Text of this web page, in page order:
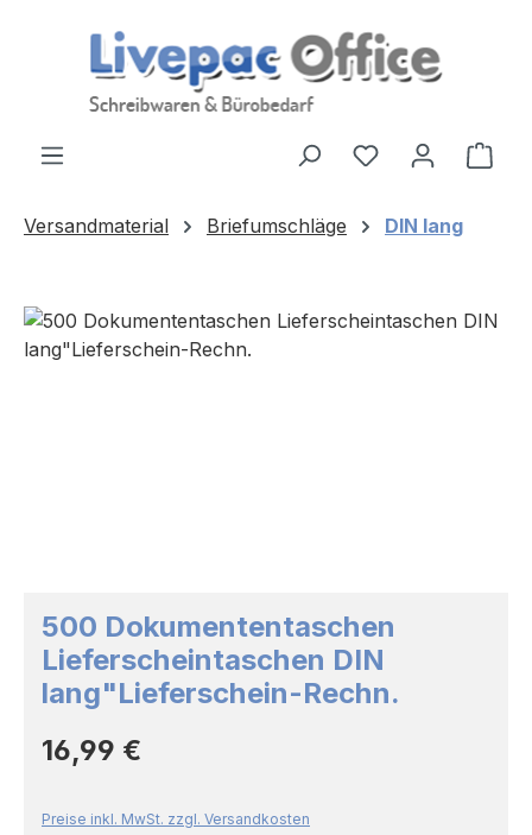
Zum Hauptinhalt springen
Versandmaterial Briefumschläge DIN lang
Bildergalerie überspringen
500 Dokumententaschen
Lieferscheintaschen DIN
lang"Lieferschein-Rechn.
Regulärer Preis:
16,99 €
Preise inkl. MwSt. zzgl. Versandkosten